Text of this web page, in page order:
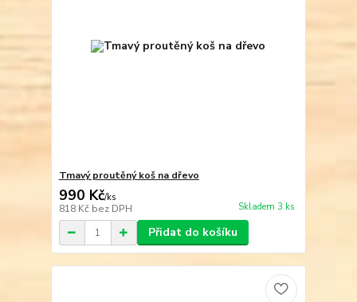
Tmavý proutěný koš na dřevo
990 Kč/ks
818 Kč bez DPH Skladem 3 ks
Přidat do košíku